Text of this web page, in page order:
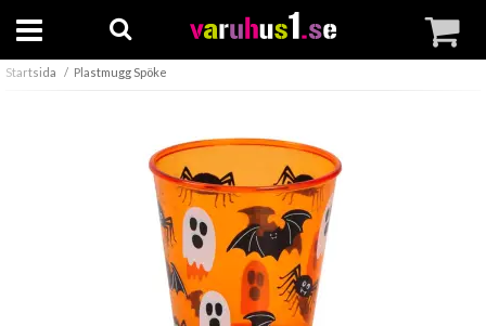
Startsida Plastmugg Spöke